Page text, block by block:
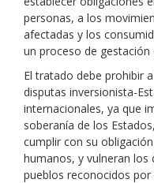
personas, a los
afectadas y los
un proceso de
El tratado debe prohibir
disputas inversionista-
internacionales, ya que
soberanía de los
cumplir con su
humanos, y vulneran los
pueblos reconocidos